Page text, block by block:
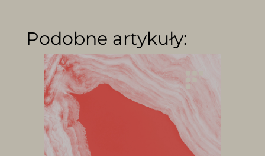
Podobne artykuły: